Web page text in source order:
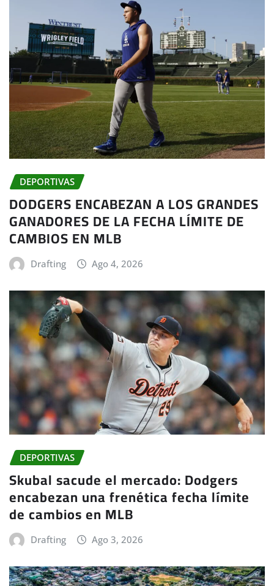
DEPORTIVAS
DODGERS ENCABEZAN A LOS GRANDES
GANADORES DE LA FECHA LÍMITE DE
CAMBIOS EN MLB
Drafting Ago 4, 2026
DEPORTIVAS
Skubal sacude el mercado: Dodgers
encabezan una frenética fecha límite
de cambios en MLB
Drafting Ago 3, 2026